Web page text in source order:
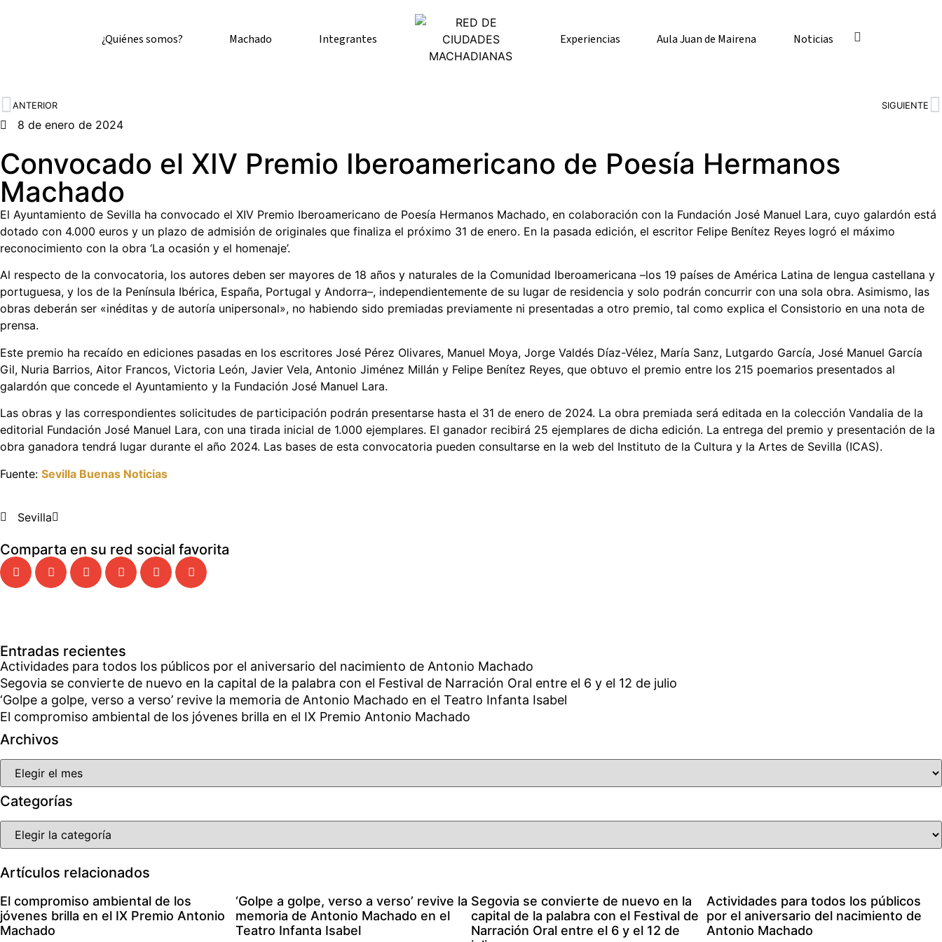
¿Quiénes somos? Machado Integrantes Experiencias Aula Juan de Mairena Noticias
ANTERIOR SIGUIENTE
8 de enero de 2024
Convocado el XIV Premio Iberoamericano de Poesía Hermanos
Machado
El Ayuntamiento de Sevilla ha convocado el XIV Premio Iberoamericano de Poesía Hermanos Machado, en colaboración con la Fundación José Manuel Lara, cuyo galardón está
dotado con 4.000 euros y un plazo de admisión de originales que finaliza el próximo 31 de enero. En la pasada edición, el escritor Felipe Benítez Reyes logró el máximo
reconocimiento con la obra ‘La ocasión y el homenaje’.
Al respecto de la convocatoria, los autores deben ser mayores de 18 años y naturales de la Comunidad Iberoamericana –los 19 países de América Latina de lengua castellana y
portuguesa, y los de la Península Ibérica, España, Portugal y Andorra–, independientemente de su lugar de residencia y solo podrán concurrir con una sola obra. Asimismo, las
obras deberán ser «inéditas y de autoría unipersonal», no habiendo sido premiadas previamente ni presentadas a otro premio, tal como explica el Consistorio en una nota de
prensa.
Este premio ha recaído en ediciones pasadas en los escritores José Pérez Olivares, Manuel Moya, Jorge Valdés Díaz-Vélez, María Sanz, Lutgardo García, José Manuel García
Gil, Nuria Barrios, Aitor Francos, Victoria León, Javier Vela, Antonio Jiménez Millán y Felipe Benítez Reyes, que obtuvo el premio entre los 215 poemarios presentados al
galardón que concede el Ayuntamiento y la Fundación José Manuel Lara.
Las obras y las correspondientes solicitudes de participación podrán presentarse hasta el 31 de enero de 2024. La obra premiada será editada en la colección Vandalia de la
editorial Fundación José Manuel Lara, con una tirada inicial de 1.000 ejemplares. El ganador recibirá 25 ejemplares de dicha edición. La entrega del premio y presentación de la
obra ganadora tendrá lugar durante el año 2024. Las bases de esta convocatoria pueden consultarse en la web del Instituto de la Cultura y la Artes de Sevilla (ICAS).
Fuente: Sevilla Buenas Noticias
Sevilla
Comparta en su red social favorita
Entradas recientes
Actividades para todos los públicos por el aniversario del nacimiento de Antonio Machado
Segovia se convierte de nuevo en la capital de la palabra con el Festival de Narración Oral entre el 6 y el 12 de julio
‘Golpe a golpe, verso a verso’ revive la memoria de Antonio Machado en el Teatro Infanta Isabel
El compromiso ambiental de los jóvenes brilla en el IX Premio Antonio Machado
Archivos
Categorías
Artículos relacionados
El compromiso ambiental de los
jóvenes brilla en el IX Premio Antonio
Machado
‘Golpe a golpe, verso a verso’ revive la
memoria de Antonio Machado en el
Teatro Infanta Isabel
Segovia se convierte de nuevo en la
capital de la palabra con el Festival de
Narración Oral entre el 6 y el 12 de
Actividades para todos los públicos
por el aniversario del nacimiento de
Antonio Machado